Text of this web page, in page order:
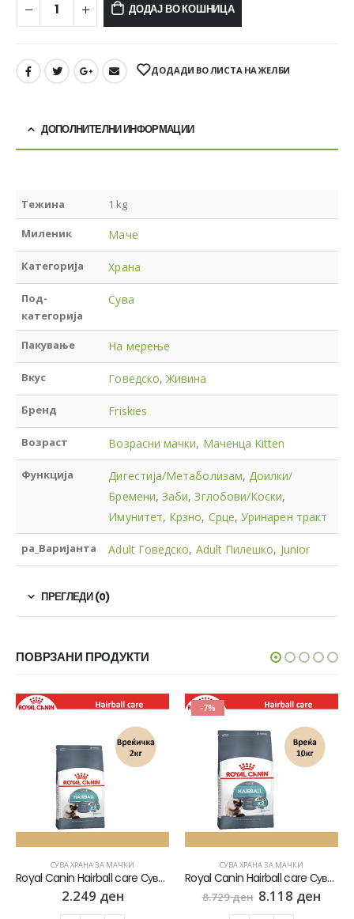
ДОДАЈ ВО КОШНИЦА
ДОДАДИ ВО ЛИСТА НА ЖЕЛБИ
ДОПОЛНИТЕЛНИ ИНФОРМАЦИИ
Тежина 1 kg
Миленик Маче
Категорија Храна
Под-
категорија
Сува
Пакување На мерење
Вкус Говедско,Живина
Бренд Friskies
Возраст Возрасни мачки, Маченца Kitten
Функција Дигестија/Метаболизам, Доилки/
Бремени,Заби,Зглобови/Коски,
Имунитет, Крзно, Срце,Уринарен тракт
pa_Варијанта Adult Говедско, Adult Пилешко, Junior
ПРЕГЛЕДИ (0)
ПОВРЗАНИ ПРОДУКТИ
СУВА ХРАНА ЗА МАЧКИ
Royal Canin Hairball care Сува храна за Возрасни мачки [Вреќичка 2кг]
2.249 ден
-7%
СУВА ХРАНА ЗА МАЧКИ
Royal Canin Hairball care Сува храна за Возрасни мачки [Вреќа 10кг]
8.729ден 8.118 ден